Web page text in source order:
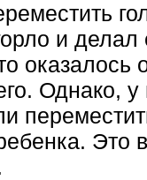
и делал
оказалось
Однако, у
Это